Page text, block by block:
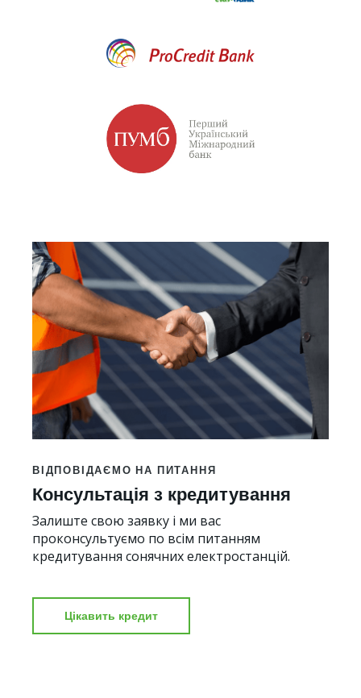
ВІДПОВІДАЄМО НА ПИТАННЯ
Консультація з кредитування
Залиште свою заявку і ми вас
проконсультуємо по всім питанням
кредитування сонячних електростанцій.
Цікавить кредит